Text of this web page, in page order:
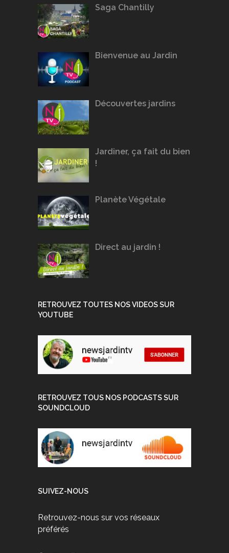
Saga Chantilly
Bienvenue au Jardin
Découvertes jardins
Jardiner, ça fait du bien
!
Planète Végétale
Direct au jardin !
RETROUVEZ TOUTES NOS VIDEOS SUR
YOUTUBE
RETROUVEZ TOUS NOS PODCASTS SUR
SOUNDCLOUD
SUIVEZ-NOUS
Retrouvez-nous sur vos réseaux
préférés